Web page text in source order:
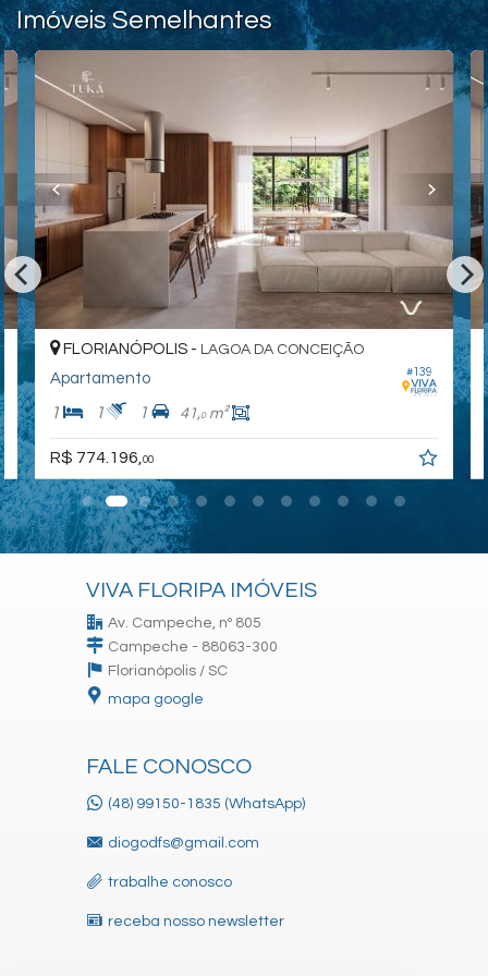
Imóveis Semelhantes
#139
FLORIANÓPOLIS - LAGOA DA CONCEIÇÃO
Apartamento
1 1 1 41,0m²
R$ 774.196, 00
VIVA FLORIPA IMÓVEIS
Av. Campeche, nº 805
Campeche - 88063-300
Florianópolis / SC
mapa google
FALE CONOSCO
(48) 99150-1835 (WhatsApp)
diogodfs@gmail.com
trabalhe conosco
receba nosso newsletter